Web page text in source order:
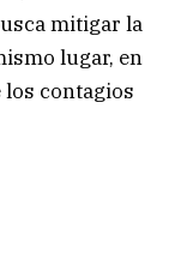
mitigar la
lugar, en
contagios